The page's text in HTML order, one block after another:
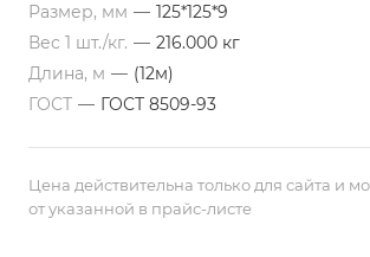
Размер, мм — 125*125*9
Вес 1 шт./кг. — 216.000 кг
Длина, м — (12м)
ГОСТ — ГОСТ 8509-93
Цена действительна только для сайта и
от указанной в прайс-листе